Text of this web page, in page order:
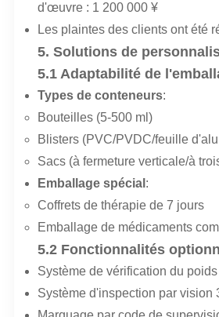
d'œuvre : 1 200 000 ¥
Les plaintes des clients ont été
5. Solutions de
5.1 Adaptabilité de
Types de conteneurs:
Bouteilles (5-500 ml)
Blisters (PVC/PVDC/feuille
Sacs (à fermeture verticale/à
Emballage spécial :
Coffrets de thérapie de 7 jours
Emballage de médicaments
5.2 Fonctionnalités
Système de vérification du
Système d'inspection par vision